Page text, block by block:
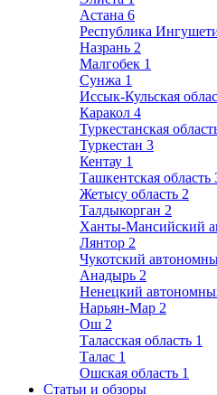
Астана 6
Республика
Назрань 2
Малгобек 1
Сунжа 1
Иссык-Кульская
Каракол 4
Туркестанская
Туркестан 3
Кентау 1
Ташкентская область
Жетысу область 2
Талдыкорган 2
Ханты-Мансийский
Лянтор 2
Чукотский
Анадырь 2
Ненецкий
Нарьян-Мар 2
Ош 2
Таласская область 1
Талас 1
Ошская область 1
Статьи и обзоры